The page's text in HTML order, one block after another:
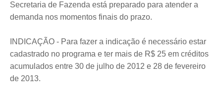
Secretaria de Fazenda está preparado para atender a
demanda nos momentos finais do prazo.
INDICAÇÃO - Para fazer a indicação é necessário estar
cadastrado no programa e ter mais de R$ 25 em créditos
acumulados entre 30 de julho de 2012 e 28 de fevereiro
de 2013.